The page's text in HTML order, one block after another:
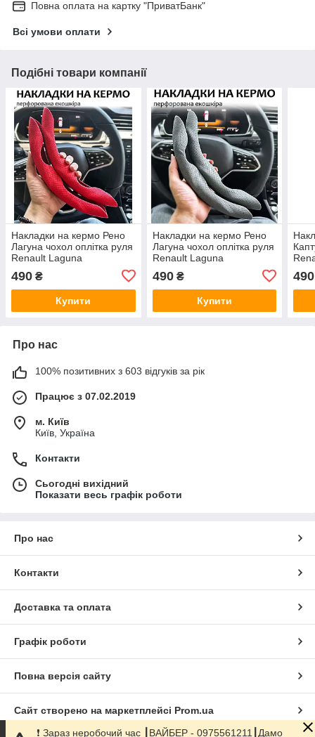
Повна оплата на картку "ПриватБанк"
Всі умови оплати
Подібні товари компанії
Накладки на кермо Рено
Лагуна чохол оплітка руля
Renault Laguna
490 ₴
Купити
Накладки на кермо Рено
Лагуна чохол оплітка руля
Renault Laguna
490₴
Купити
490
Про нас
100% позитивних з 603 відгуків за рік
Працює з 07.02.2019
м. Київ
Київ, Україна
Контакти
Сьогодні вихідний
Показати весь графік роботи
Про нас
Контакти
Доставка та оплата
Графік роботи
Повна версія сайту
Сайт створено на маркетплейсі Prom.ua
❗️ Зараз неробочий час ┃ВАЙБЕР - 0975561211┃Дамо